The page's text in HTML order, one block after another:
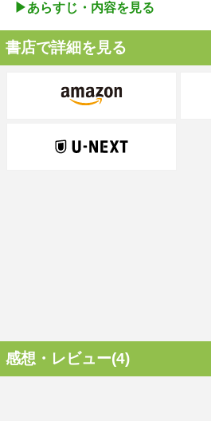
▶︎あらすじ・内容を見る
書店で詳細を見る
感想・レビュー(4)